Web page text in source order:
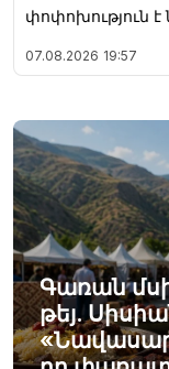
փոփոխություն
07.08.2026 19:57
Գառան
թեյ.